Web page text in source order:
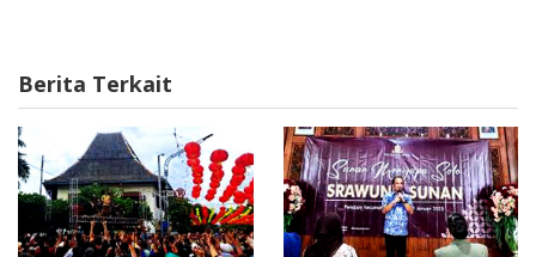
Berita Terkait